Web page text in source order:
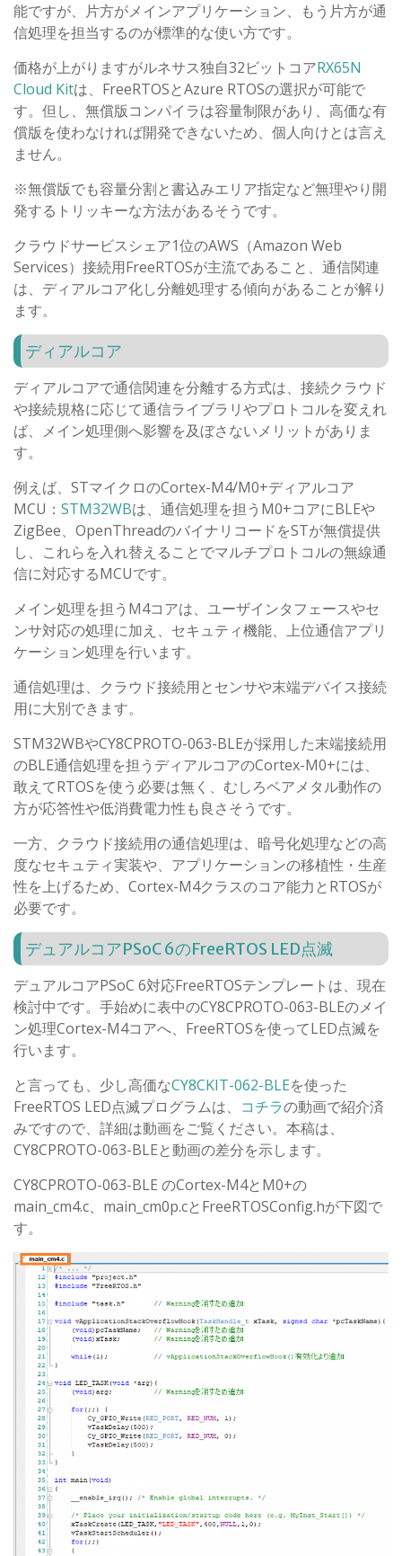
能ですが、片方がメインアプリケーション、もう片方が通
信処理を担当するのが標準的な使い方です。
価格が上がりますがルネサス独自32ビットコアRX65N
Cloud Kitは、FreeRTOSとAzure RTOSの選択が可能で
す。但し、無償版コンパイラは容量制限があり、高価な有
償版を使わなければ開発できないため、個人向けとは言え
ません。
※無償版でも容量分割と書込みエリア指定など無理やり開
発するトリッキーな方法があるそうです。
クラウドサービスシェア1位のAWS（Amazon Web
Services）接続用FreeRTOSが主流であること、通信関連
は、ディアルコア化し分離処理する傾向があることが解り
ます。
ディアルコア
ディアルコアで通信関連を分離する方式は、接続クラウド
や接続規格に応じて通信ライブラリやプロトコルを変えれ
ば、メイン処理側へ影響を及ぼさないメリットがありま
す。
例えば、STマイクロのCortex-M4/M0+ディアルコア
MCU： STM32WBは、通信処理を担うM0+コアにBLEや
ZigBee、OpenThreadのバイナリコードをSTが無償提供
し、これらを入れ替えることでマルチプロトコルの無線通
信に対応するMCUです。
メイン処理を担うM4コアは、ユーザインタフェースやセ
ンサ対応の処理に加え、セキュティ機能、上位通信アプリ
ケーション処理を行います。
通信処理は、クラウド接続用とセンサや末端デバイス接続
用に大別できます。
STM32WBやCY8CPROTO-063-BLEが採用した末端接続用
のBLE通信処理を担うディアルコアのCortex-M0+には、
敢えてRTOSを使う必要は無く、むしろベアメタル動作の
方が応答性や低消費電力性も良さそうです。
一方、クラウド接続用の通信処理は、暗号化処理などの高
度なセキュティ実装や、アプリケーションの移植性・生産
性を上げるため、Cortex-M4クラスのコア能力とRTOSが
必要です。
デュアルコアPSoC 6のFreeRTOS LED点滅
デュアルコアPSoC 6対応FreeRTOSテンプレートは、現在
検討中です。手始めに表中のCY8CPROTO-063-BLEのメイ
ン処理Cortex-M4コアへ、FreeRTOSを使ってLED点滅を
行います。
と言っても、少し高価なCY8CKIT-062-BLEを使った
FreeRTOS LED点滅プログラムは、 コチラの動画で紹介済
みですので、詳細は動画をご覧ください。本稿は、
CY8CPROTO-063-BLEと動画の差分を示します。
CY8CPROTO-063-BLE のCortex-M4とM0+の
main_cm4.c、main_cm0p.cとFreeRTOSConfig.hが下図で
す。